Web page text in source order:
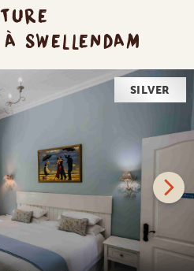
SWELLENDAM
SILVER